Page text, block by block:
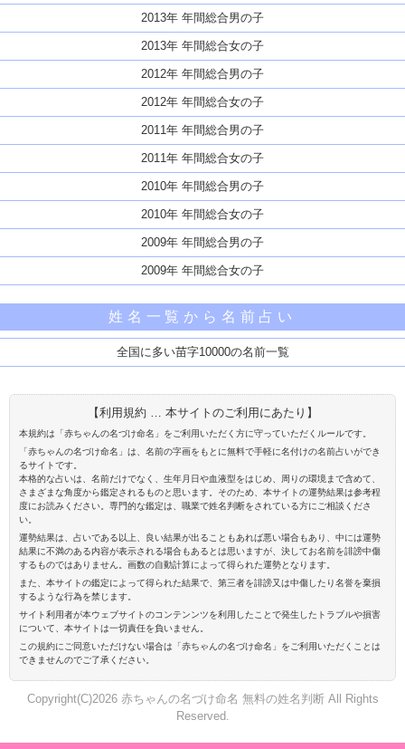
2013年 年間総合男の子
2013年 年間総合女の子
2012年 年間総合男の子
2012年 年間総合女の子
2011年 年間総合男の子
2011年 年間総合女の子
2010年 年間総合男の子
2010年 年間総合女の子
2009年 年間総合男の子
2009年 年間総合女の子
姓名一覧から名前占い
全国に多い苗字10000の名前一覧
【利用規約 … 本サイトのご利用にあたり】
本規約は「赤ちゃんの名づけ命名」をご利用いただく方に守っていただくルールです。
「赤ちゃんの名づけ命名」は、名前の字画をもとに無料で手軽に名付けの名前占いができ
るサイトです。
本格的な占いは、名前だけでなく、生年月日や血液型をはじめ、周りの環境まで含めて、
さまざまな角度から鑑定されるものと思います。そのため、本サイトの運勢結果は参考程
度にお読みください。専門的な鑑定は、職業で姓名判断をされている方にご相談くださ
い。
運勢結果は、占いである以上、良い結果が出ることもあれば悪い場合もあり、中には運勢
結果に不満のある内容が表示される場合もあるとは思いますが、決してお名前を誹謗中傷
するものではありません。画数の自動計算によって得られた運勢となります。
また、本サイトの鑑定によって得られた結果で、第三者を誹謗又は中傷したり名誉を棄損
するような行為を禁じます。
サイト利用者が本ウェブサイトのコンテンンツを利用したことで発生したトラブルや損害
について、本サイトは一切責任を負いません。
この規約にご同意いただけない場合は「赤ちゃんの名づけ命名」をご利用いただくことは
できませんのでご了承ください。
Copyright(C)2026 赤ちゃんの名づけ命名 無料の姓名判断 All Rights
Reserved.